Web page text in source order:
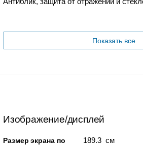
Показать все
Изображение/дисплей
Размер экрана по
189.3 см